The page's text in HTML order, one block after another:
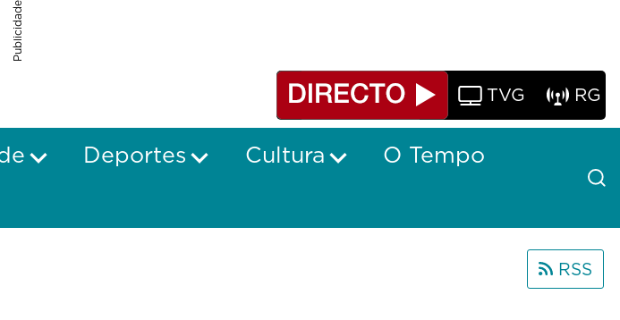
Publicidade
TVG RG
Deportes Cultura
O Tempo
RSS